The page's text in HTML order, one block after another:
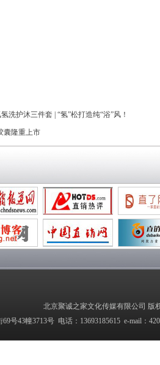
洗护沐三件套 | “氢”松打造纯“浴”风！
囊隆重上市
北京聚诚之家文化传媒有限公司 版
号43幢3713号 电话：13693185615 e-mail：